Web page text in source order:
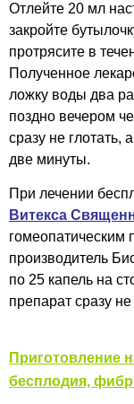
Отлейте 20 мл
закройте
протрясите в
Полученное
ложку воды два
поздно вечером
сразу не глотать,
две минуты.
При лечении
Витекса
гомеопатическим
производитель
по 25 капель на
препарат сразу
Приготовление
бесплодия,